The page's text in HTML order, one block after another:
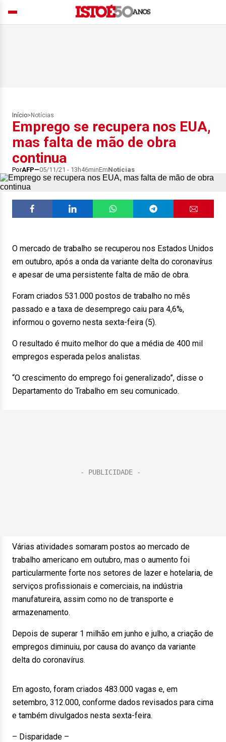
Início> Notícias
Emprego se recupera nos EUA,
mas falta de mão de obra
continua
PorAFP 05/11/21 - 13h46minEmNotícias
O mercado de trabalho se recuperou nos Estados Unidos
em outubro, após a onda da variante delta do coronavírus
e apesar de uma persistente falta de mão de obra.
Foram criados 531.000 postos de trabalho no mês
passado e a taxa de desemprego caiu para 4,6%,
informou o governo nesta sexta-feira (5).
O resultado é muito melhor do que a média de 400 mil
empregos esperada pelos analistas.
“O crescimento do emprego foi generalizado”, disse o
Departamento do Trabalho em seu comunicado.
Várias atividades somaram postos ao mercado de
trabalho americano em outubro, mas o aumento foi
particularmente forte nos setores de lazer e hotelaria, de
serviços profissionais e comerciais, na indústria
manufatureira, assim como no de transporte e
armazenamento.
Depois de superar 1 milhão em junho e julho, a criação de
empregos diminuiu, por causa do avanço da variante
delta do coronavírus.
Em agosto, foram criados 483.000 vagas e, em
setembro, 312.000, conforme dados revisados para cima
e também divulgados nesta sexta-feira.
– Disparidade –